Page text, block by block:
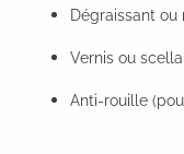
Dégraissant
Vernis ou
Anti-rouille